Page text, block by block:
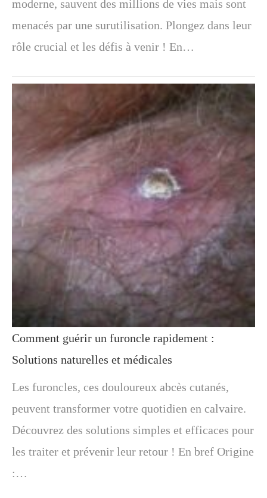
moderne, sauvent des millions de vies mais sont
menacés par une surutilisation. Plongez dans leur
rôle crucial et les défis à venir ! En…
Comment guérir un furoncle rapidement :
Solutions naturelles et médicales
Les furoncles, ces douloureux abcès cutanés,
peuvent transformer votre quotidien en calvaire.
Découvrez des solutions simples et efficaces pour
les traiter et prévenir leur retour ! En bref Origine
:…